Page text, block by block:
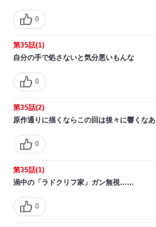
0
第35話(1)
自分の手で処さないと気分悪いもんな
0
第35話(2)
原作通りに描くならこの回は後々に響くなあ
0
第35話(1)
渦中の「ラドクリフ家」ガン無視……
0